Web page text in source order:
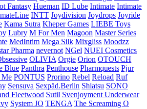
Fantasy Hueman ID Lube Intimate Intimate
INTT Joydivision Joydrops Joyride
Kama Sutra Kheper Games LIEBE Toys
Lubry M For Men Magoon Master Series
MedIntim Mega Silk Mixgliss Moodzz
Pharma nevernot NGel NUEI Cosmetics
OLIVIA Orgie Orion OTOUCH
Blue Panthra Penthouse Pharmquests Pjur
Me PONTUS Prorino Rebel Reload Ruf
Sensuva Sexpäd.Berlin Shiatsu SONO
Fleetwood Sutil Svenjoyment Underwear
System JO TENGA The Screaming O